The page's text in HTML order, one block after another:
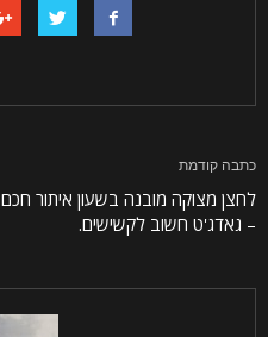
כתבה קודמת
לחצן מצוקה מובנה בשעון איתור חכם
– גאדג'ט חשוב לקשישים.